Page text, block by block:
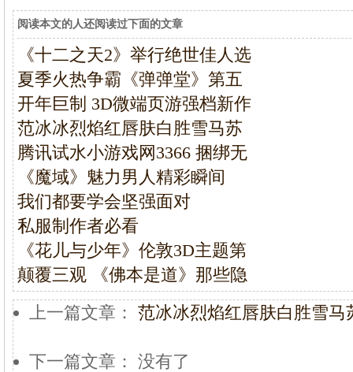
阅读本文的人还阅读过下面的文章
《十二之天2》举行绝世佳人选
夏季火热争霸《弹弹堂》第五
开年巨制 3D微端页游强档新作
范冰冰烈焰红唇肤白胜雪马苏
腾讯试水小游戏网3366 捆绑无
《魔域》魅力男人精彩瞬间
我们都要学会坚强面对
私服制作者必看
《花儿与少年》伦敦3D主题第
颠覆三观 《佛本是道》那些隐
上一篇文章： 范冰冰烈焰红唇肤白胜雪马
下一篇文章： 没有了